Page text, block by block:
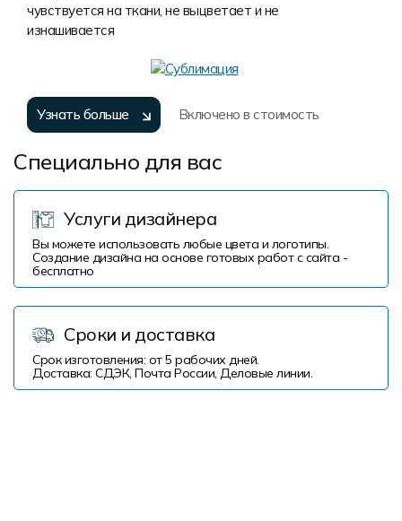
чувствуется на ткани, не выцветает и не
изнашивается
Узнать больше Включено в стоимость
Специально для вас
Услуги дизайнера
Вы можете использовать любые цвета и логотипы.
Создание дизайна на основе готовых работ с сайта -
бесплатно
Сроки и доставка
Срок изготовления: от 5 рабочих дней.
Доставка: СДЭК, Почта России, Деловые линии.